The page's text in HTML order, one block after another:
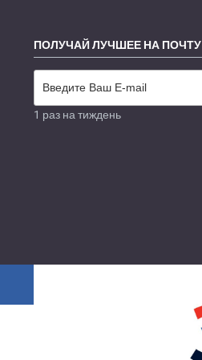
ПОЛУЧАЙ ЛУЧШЕЕ НА ПОЧТУ
1 раз на тиждень